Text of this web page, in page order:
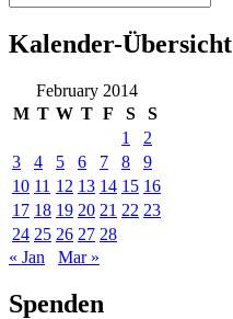
Kalender-Übersicht
February 2014
M T W T F S
S
1
2
3
4 5 6 7 8
9
10 11 12 13 14 15 16
17 18 19 20 21 22 23
24 25 26 27 28
« Jan
Mar »
Spenden